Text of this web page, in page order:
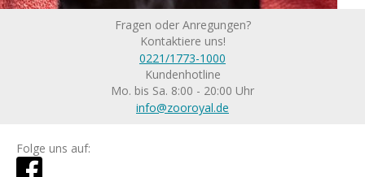
Fragen oder Anregungen?
Kontaktiere uns!
0221/1773-1000
Kundenhotline
Mo. bis Sa. 8:00 - 20:00 Uhr
info@zooroyal.de
Folge uns auf: